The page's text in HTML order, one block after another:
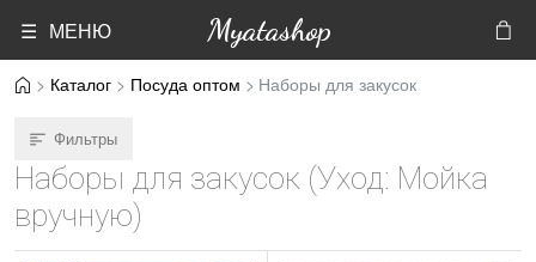
☰ МЕНЮ Myatashop
Каталог Посуда оптом Наборы для закусок
Фильтры
Наборы для закусок (Уход: Мойка
вручную)